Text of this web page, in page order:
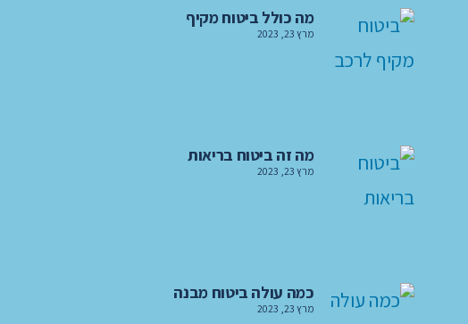
מה כולל ביטוח מקיף
מרץ 23, 2023
מה זה ביטוח בריאות
מרץ 23, 2023
כמה עולה ביטוח מבנה
מרץ 23, 2023